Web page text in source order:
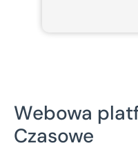
Webowa
Czasowe